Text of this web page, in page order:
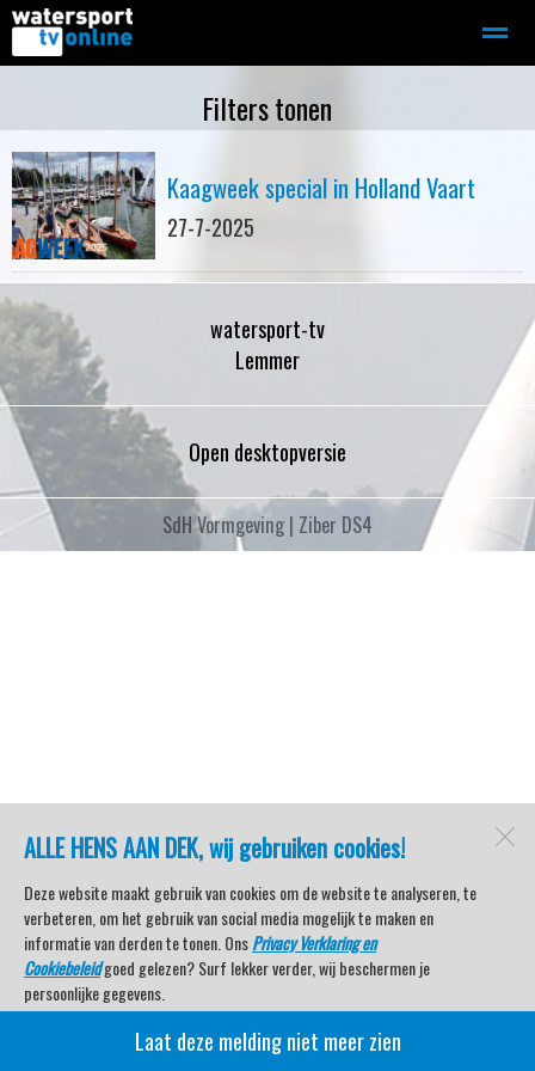
Motorboot-sloep Adverteren
Home Contact Bellen Zoeken
ALLE HENS AAN DEK, wij gebruiken cookies!
Deze website maakt gebruik van cookies om de website te analyseren, te
verbeteren, om het gebruik van social media mogelijk te maken en
informatie van derden te tonen. OnsPrivacy Verklaring en
Cookiebeleidgoed gelezen? Surf lekker verder, wij beschermen je
persoonlijke gegevens.
Veel kijkplezier met Watersport TV Beleving & Nieuws!
Laat deze melding niet meer zien
Filters tonen
Kaagweek special in Holland Vaart
27-7-2025
watersport-tv
Lemmer
Open desktopversie
SdH Vormgeving | Ziber DS4